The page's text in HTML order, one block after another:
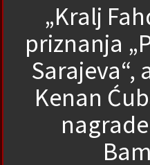
„Kralj
priznanja
Sarajeva“,
Kenan